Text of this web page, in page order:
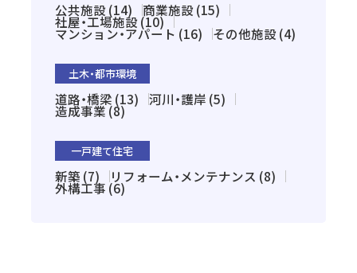
公共施設 (14) 商業施設 (15)
社屋・工場施設 (10)
マンション・アパート (16) その他施設 (4)
土木・都市環境
道路・橋梁 (13) 河川・護岸 (5)
造成事業 (8)
一戸建て住宅
新築 (7) リフォーム・メンテナンス (8)
外構工事 (6)